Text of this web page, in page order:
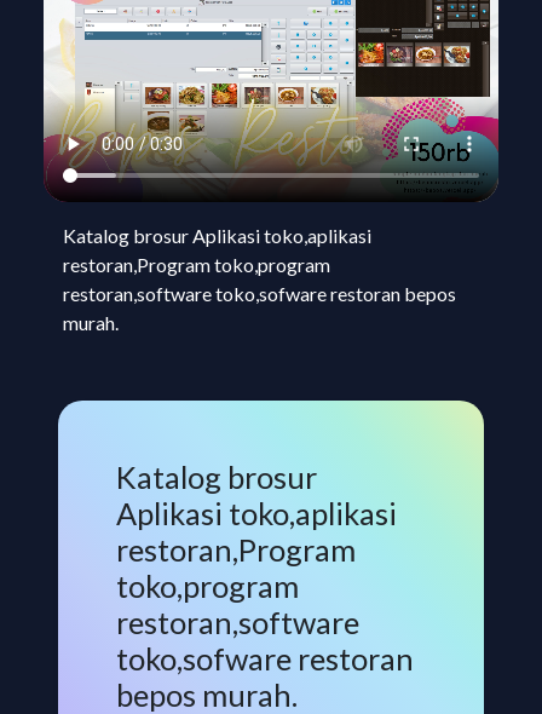
Katalog brosur Aplikasi toko,aplikasi
restoran,Program toko,program
restoran,software toko,sofware restoran bepos
murah.
Katalog brosur
Aplikasi toko,aplikasi
restoran,Program
toko,program
restoran,software
toko,sofware restoran
bepos murah.